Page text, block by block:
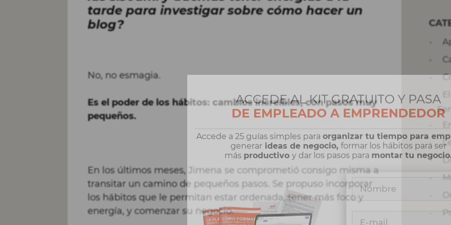
tarde para investigar sobre cómo hacer un
blog?
No, no esmagia.
Es el poder de los hábitos: cambios increíbles, con pasos muy
pequeños.
En los últimos meses, Jimena se comprometió consigo misma a
transitar un camino de pequeños pasos. Se propuso incorporar
los hábitos que le permitan estar ordenada, tener más foco y
energía, y comenzar su negocio.
ACCEDE AL KIT GRATUITO Y PASA
DE EMPLEADO A EMPRENDEDOR
Accede a 25 guías simples paraorganizar tu tiempo para
generarideas de negocio,formar los hábitos para ser